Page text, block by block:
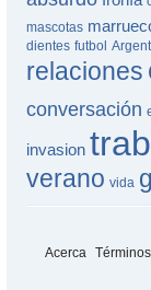
mascotas
dientes futbol
relaciones
conversación
invasion
verano vida
Acerca Términos